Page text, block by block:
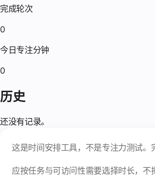
完成轮次
0
今日专注分钟
0
历史
还没有记录。
这是时间安排工具，不是专注力测试。
应按任务与可访问性需要选择时长，不